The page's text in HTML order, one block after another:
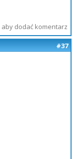
aby dodać komentarz
#37